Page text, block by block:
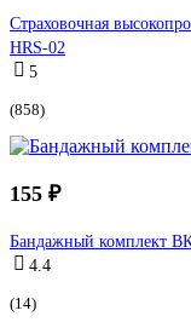
Страховочная
HRS-02
5
(858)
155 ₽
Бандажный комплект
4.4
(14)